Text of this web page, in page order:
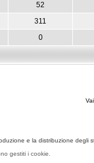
52
311
0
e la distribuzione degli
gestiti i cookie.